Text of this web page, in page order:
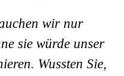
wir nur
sie würde unser
Wussten Sie,